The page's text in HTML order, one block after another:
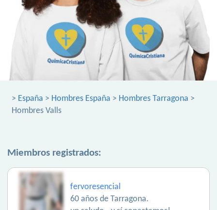
> España > Hombres España > Hombres Tarragona >
Hombres Valls
Miembros registrados:
fervoresencial
60 años de Tarragona.